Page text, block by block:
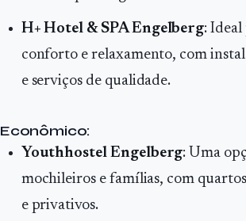
H+ Hotel & SPA Engelberg: Ideal
conforto e relaxamento, com
e serviços de qualidade.
Econômico:
Youthhostel Engelberg: Uma
mochileiros e famílias, com
e privativos.